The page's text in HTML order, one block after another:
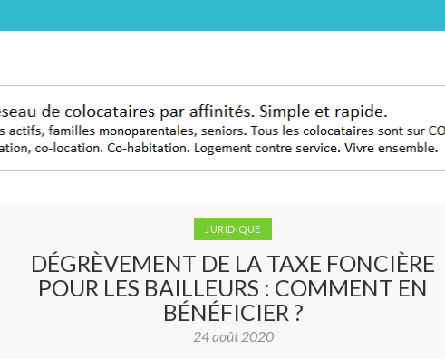
JURIDIQUE
DÉGRÈVEMENT DE LA TAXE FONCIÈRE
POUR LES BAILLEURS : COMMENT EN
BÉNÉFICIER ?
24 août 2020